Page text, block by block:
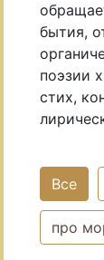
бытия,
поэзии
стих,
Все
про